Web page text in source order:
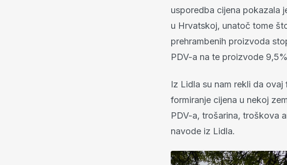
usporedba cijena pokazala
u Hrvatskoj, unatoč tome
prehrambenih proizvoda
PDV-a na te proizvode
Iz Lidla su nam rekli da
formiranje cijena u nekoj
PDV-a, trošarina, troškova
navode iz Lidla.